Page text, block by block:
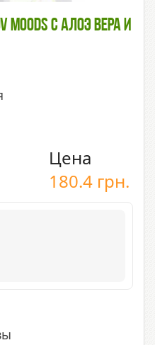
Moods С Алоэ Вера И
Цена
180.4 грн.